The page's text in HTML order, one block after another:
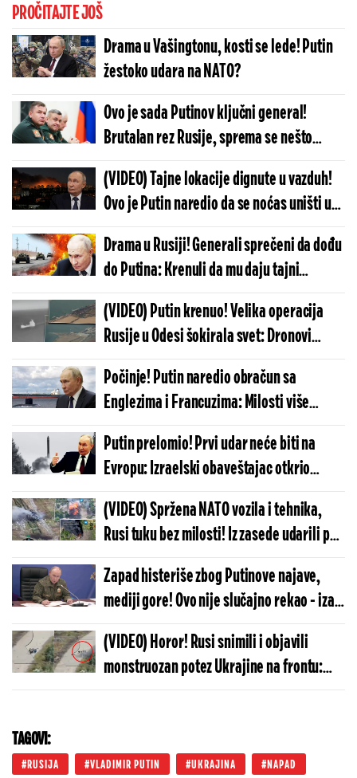
PROČITAJTE JOŠ
Drama u Vašingtonu, kosti se lede! Putin
žestoko udara na NATO?
Ovo je sada Putinov ključni general!
Brutalan rez Rusije, sprema se nešto
krupno u Ukrajini?
(VIDEO) Tajne lokacije dignute u vazduh!
Ovo je Putin naredio da se noćas uništi u
Kijevu: Vojska se hitno oglasila
Drama u Rusiji! Generali sprečeni da dođu
do Putina: Krenuli da mu daju tajni
izveštaj, a onda - šok
(VIDEO) Putin krenuo! Velika operacija
Rusije u Odesi šokirala svet: Dronovi
snimili trenutke pravog užasa
Počinje! Putin naredio obračun sa
Englezima i Francuzima: Milosti više
nema, Moskva ide do samog kraja
Putin prelomio! Prvi udar neće biti na
Evropu: Izraelski obaveštajac otkrio
neočekivanu metu po kojoj će Rusija
raspaliti
(VIDEO) Spržena NATO vozila i tehnika,
Rusi tuku bez milosti! Iz zasede udarili po
koloni, vojnici u panici beže, sve gori oko
njih
Zapad histeriše zbog Putinove najave,
mediji gore! Ovo nije slučajno rekao - iza
reči se se krije zloslutna poruka
(VIDEO) Horor! Rusi snimili i objavili
monstruozan potez Ukrajine na frontu:
Svet ovo mora da vidi, zapadni mediji ćute
TAGOVI:
RUSIJA VLADIMIR PUTIN UKRAJINA NAPAD